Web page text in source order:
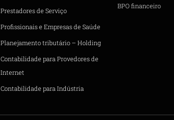
Prestadores de Serviço
Profissionais e Empresas de Saúde
Planejamento tributário – Holding
Contabilidade para Provedores de
Internet
Contabilidade para Indústria
BPO financeiro